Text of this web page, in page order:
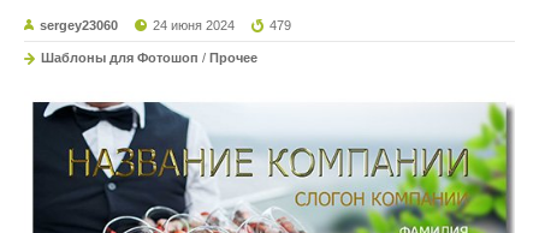
sergey23060 24 июня 2024 479
Шаблоны для Фотошоп / Прочее